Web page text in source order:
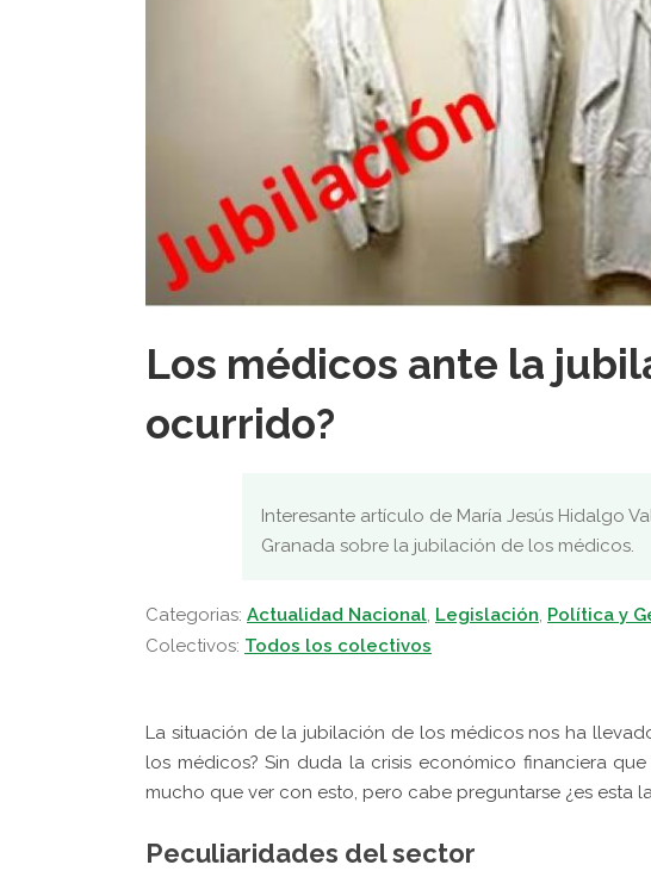
Los médicos ante la
ocurrido?
Interesante artículo de María Jesús Hidalgo
Granada sobre la jubilación de los médicos.
Categorias: Actualidad Nacional, Legislación, Política y
Colectivos: Todos los colectivos
La situación de la jubilación de los médicos nos ha
los médicos? Sin duda la crisis económico financiera
mucho que ver con esto, pero cabe preguntarse ¿es esta
Peculiaridades del sector